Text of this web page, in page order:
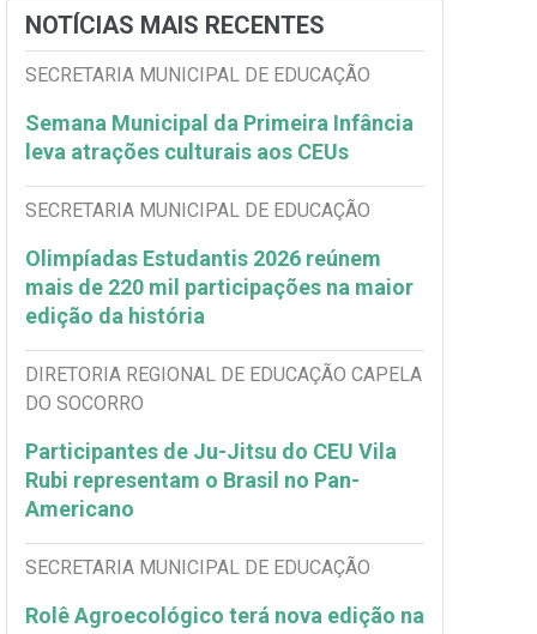
NOTÍCIAS MAIS RECENTES
SECRETARIA MUNICIPAL DE EDUCAÇÃO
Semana Municipal da Primeira Infância
leva atrações culturais aos CEUs
SECRETARIA MUNICIPAL DE EDUCAÇÃO
Olimpíadas Estudantis 2026 reúnem
mais de 220 mil participações na maior
edição da história
DIRETORIA REGIONAL DE EDUCAÇÃO CAPELA
DO SOCORRO
Participantes de Ju-Jitsu do CEU Vila
Rubi representam o Brasil no Pan-
Americano
SECRETARIA MUNICIPAL DE EDUCAÇÃO
Rolê Agroecológico terá nova edição na